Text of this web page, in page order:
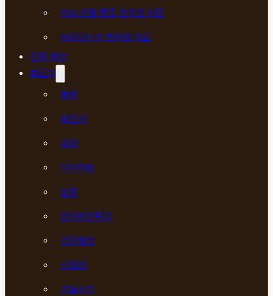
척추·관절 통증 한의원 치료
허리디스크 한의원 치료
진료 예약
블로그
통증
부인과
내과
다이어트
보양
안이비인후과
건강칼럼
신경과
교통사고